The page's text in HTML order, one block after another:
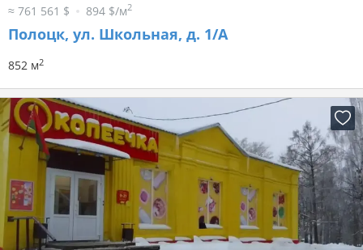
≈ 761 561 $ 894 $/м2
Полоцк, ул. Школьная, д. 1/А
852 м2